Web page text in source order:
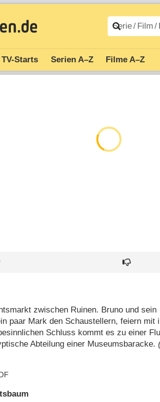
TV-Starts Serien A–Z Filme A–Z
zwischen Ruinen. Bruno und sein
paar Mark den Schaustellern, feiern mit
Schluss kommt es zu einer
Abteilung einer Museumsbaracke.